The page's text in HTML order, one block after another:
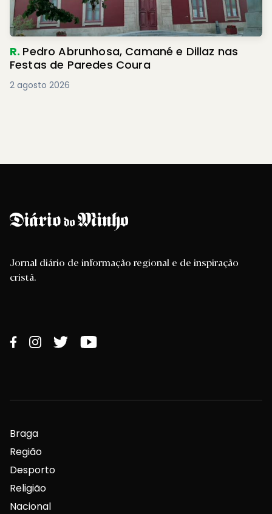
R. Pedro Abrunhosa, Camané e Dillaz nas
Festas de Paredes Coura
2 agosto 2026
Jornal diário de informação regional e de inspiração
cristã.
Braga
Região
Desporto
Religião
Nacional